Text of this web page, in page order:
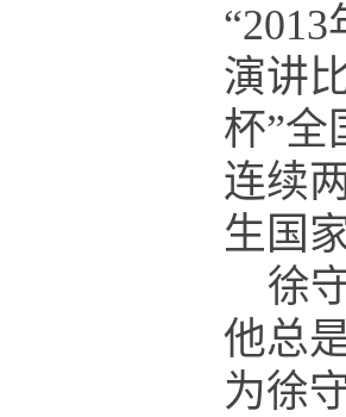
演讲
杯”全
连续
生国
徐
他总
为徐